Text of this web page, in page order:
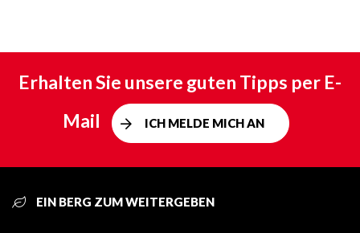
Erhalten Sie unsere guten Tipps per E-
Mail
ICH MELDE MICH AN
EIN BERG ZUM WEITERGEBEN